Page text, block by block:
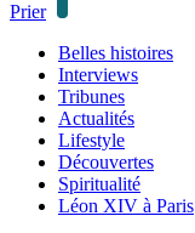
Prier
Belles histoires
Interviews
Tribunes
Actualités
Lifestyle
Découvertes
Spiritualité
Léon XIV à Paris